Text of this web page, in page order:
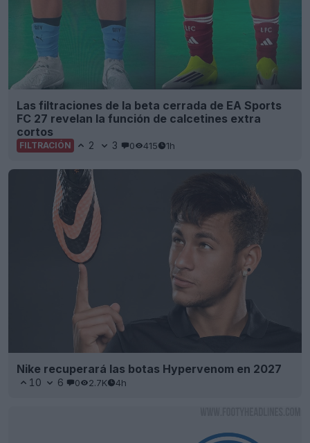
Las filtraciones de la beta cerrada de EA Sports
FC 27 revelan la función de calcetines extra
cortos
FILTRACIÓN 2 3 0 415 1h
Nike recuperará las botas Hypervenom en 2027
10 6 0 2.7K 4h